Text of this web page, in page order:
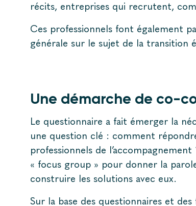
récits, entreprises qui recrutent,
Ces professionnels font également
générale sur le sujet de la transition
Une démarche de co-
Le questionnaire a fait émerger la
une question clé : comment
professionnels de
« focus group » pour donner la
construire les solutions avec eux.
Sur la base des questionnaires et